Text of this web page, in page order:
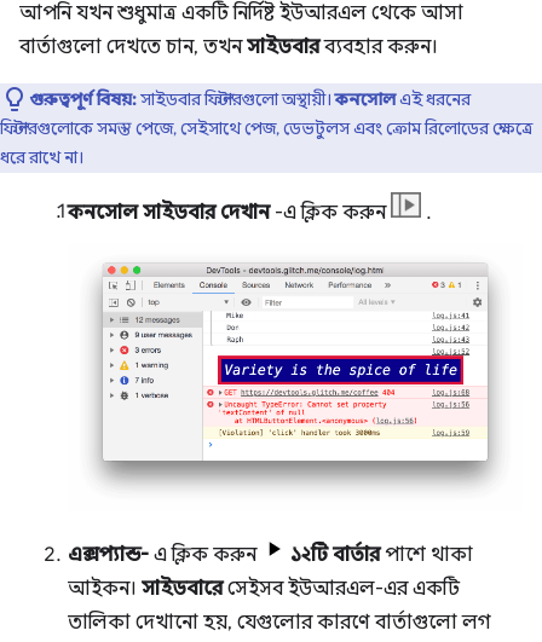
আপনি যখন শুধুমাত্র একটি নির্দিষ্ট ইউআরএল থেকে আসা
বার্তাগুলো দেখতে চান, তখনসাইডবারব্যবহার করুন।
গুরুত্বপূর্ণ বিষয়:সাইডবার ফিল্টারগুলো অস্থায়ী।কনসোলএই ধরনের
ফিল্টারগুলোকে সমস্ত পেজে, সেইসাথে পেজ, ডেভটুলস এবং ক্রোম রিলোডের ক্ষেত্রে
ধরে রাখে না।
কনসোল সাইডবার দেখান-এ ক্লিক করুন .
এক্সপ্যান্ড- এ ক্লিক করুন ১২টি বার্তারপাশে থাকা
আইকন। সাইডবারেসেইসব ইউআরএল-এর একটি
তালিকা দেখানো হয়, যেগুলোর কারণে বার্তাগুলো লগ